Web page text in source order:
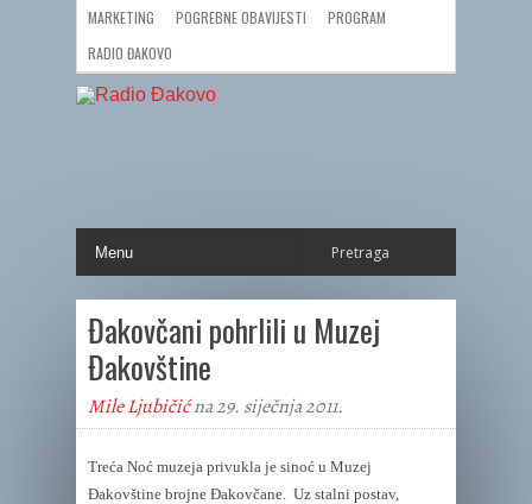
MARKETING POGREBNE OBAVIJESTI
PROGRAM
RADIO ĐAKOVO
Đakovčani pohrlili u Muzej
Đakovštine
Mile Ljubičićna 29. siječnja 2011.
Treća Noć muzeja privukla je sinoć u Muzej
Đakovštine brojne Đakovčane. Uz stalni postav,